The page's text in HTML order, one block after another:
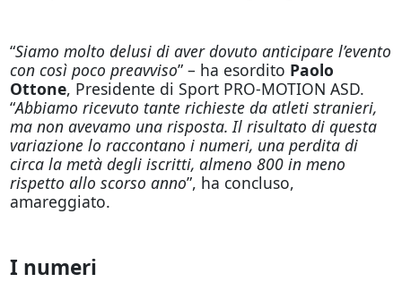
“Siamo molto delusi di aver dovuto anticipare l’evento
con così poco preavviso” – ha esordito Paolo
Ottone, Presidente di Sport PRO-MOTION ASD.
“Abbiamo ricevuto tante richieste da atleti stranieri,
ma non avevamo una risposta. Il risultato di questa
variazione lo raccontano i numeri, una perdita di
circa la metà degli iscritti, almeno 800 in meno
rispetto allo scorso anno”, ha concluso,
amareggiato.
I numeri